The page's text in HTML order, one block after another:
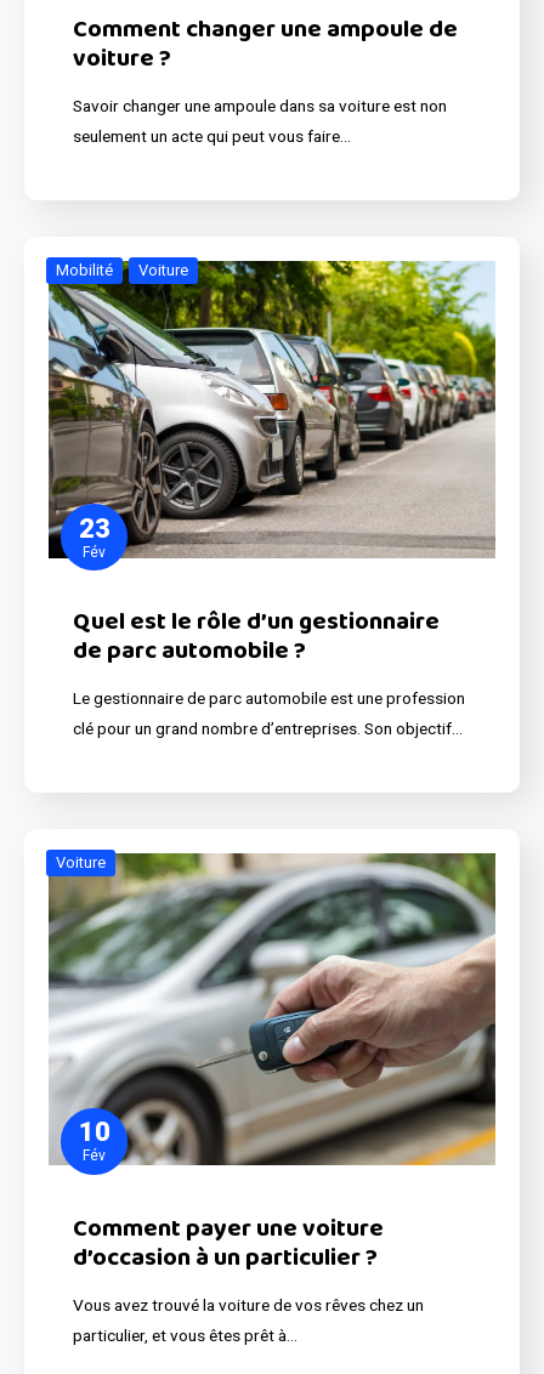
Comment changer une ampoule de
voiture ?
Savoir changer une ampoule dans sa voiture est non
seulement un acte qui peut vous faire…
23
Fév
Mobilité Voiture
Quel est le rôle d’un gestionnaire
de parc automobile ?
Le gestionnaire de parc automobile est une profession
clé pour un grand nombre d’entreprises. Son objectif…
10
Fév
Voiture
Comment payer une voiture
d’occasion à un particulier ?
Vous avez trouvé la voiture de vos rêves chez un
particulier, et vous êtes prêt à…